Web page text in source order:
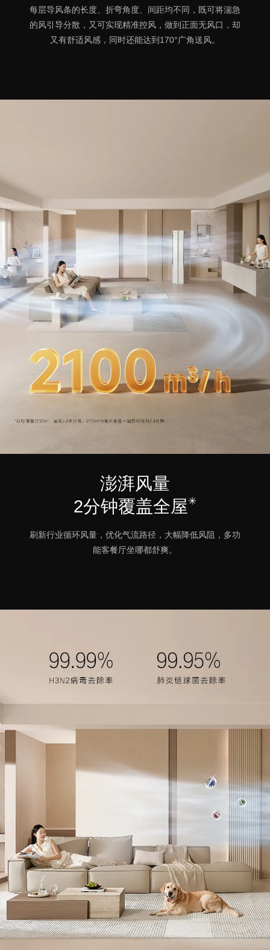
每层导风条的长度、折弯角度、间距均不同，既可将湍急
的风引导分散，又可实现精准控风，做到正面无风口，却
又有舒适风感，同时还能达到170°广角送风。
澎湃风量
2分钟覆盖全屋✳
刷新行业循环风量，优化气流路径，大幅降低风阻，多功
能客餐厅坐哪都舒爽。